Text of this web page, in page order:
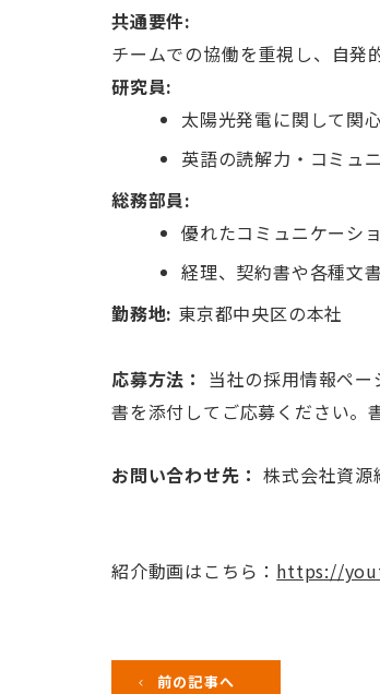
共通要件:
チームでの協働を重視し、自
研究員:
太陽光発電に関して関
英語の読解力・コミュ
総務部員:
優れたコミュニケーシ
経理、契約書や各種文
勤務地: 東京都中央区の本社
応募方法： 当社の採用情報ペー
書を添付してご応募ください。
お問い合わせ先： 株式会社資源
紹介動画はこちら： https://
前の記事へ